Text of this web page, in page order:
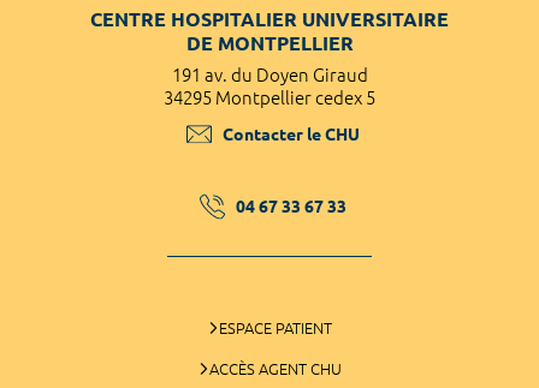
CENTRE HOSPITALIER UNIVERSITAIRE
DE MONTPELLIER
191 av. du Doyen Giraud
34295 Montpellier cedex 5
Contacter le CHU
04 67 33 67 33
ESPACE PATIENT
ACCÈS AGENT CHU